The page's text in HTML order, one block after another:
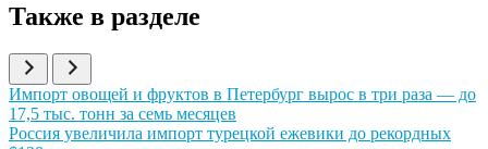
Также в разделе
Иллюстрация новости
Импорт овощей и фруктов в Петербург вырос в три раза — до
17,5 тыс. тонн за семь месяцев
Иллюстрация новости
Россия увеличила импорт турецкой ежевики до рекордных